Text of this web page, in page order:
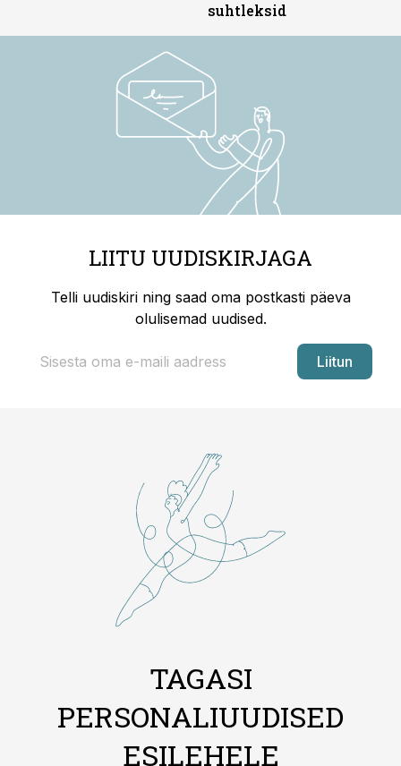
suhtleksid
LIITU UUDISKIRJAGA
Telli uudiskiri ning saad oma postkasti päeva
olulisemad uudised.
Liitun
TAGASI
PERSONALIUUDISED
ESILEHELE